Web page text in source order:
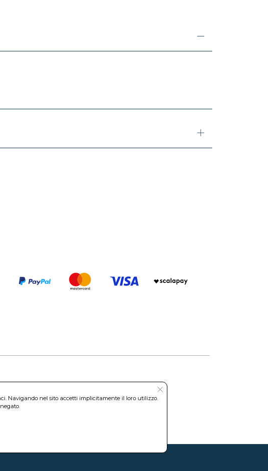
di Roma REA: RM-535144
Navigando nel sito accetti implicitamente il loro utilizzo.